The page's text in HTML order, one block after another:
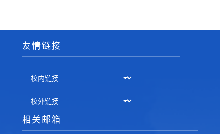
友情链接
相关邮箱